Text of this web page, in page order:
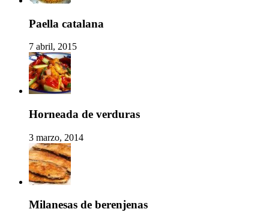
Paella catalana
7 abril, 2015
Horneada de verduras
3 marzo, 2014
Milanesas de berenjenas